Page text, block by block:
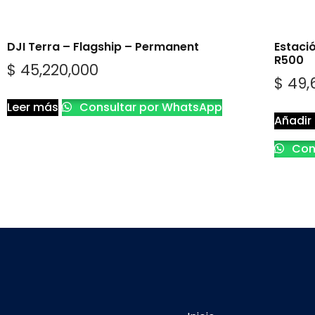
DJI Terra – Flagship – Permanent
$ 45,220,000
Leer más Consultar por WhatsApp
R500
$